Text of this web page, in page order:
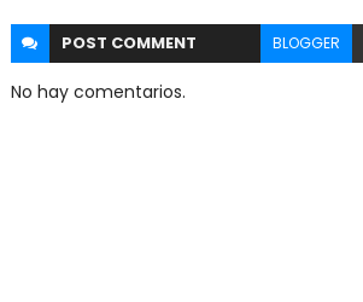
POST COMMENT BLOGGER
No hay comentarios.